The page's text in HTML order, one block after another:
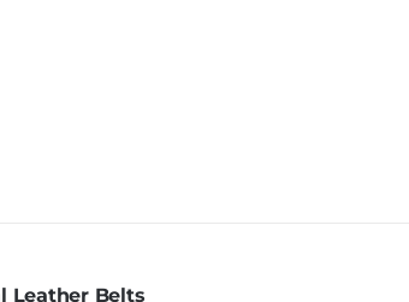
Leather Belts